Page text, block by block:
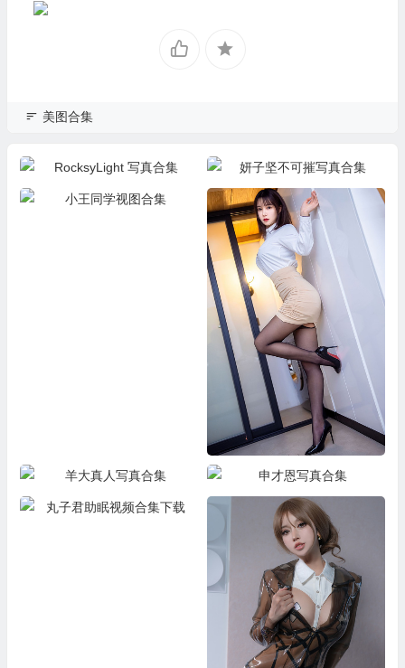
美图合集
RocksyLight 写真合集 妍子坚不可摧写真合集
亚马逊鲶鱼写真合集下载
羊大真人写真合集 申才恩写真合集